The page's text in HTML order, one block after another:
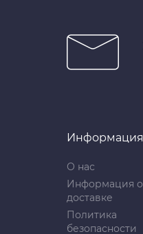
Информация
О нас
Информация о
доставке
Политика
безопасности